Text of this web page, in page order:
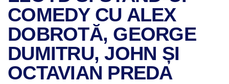
COMEDY CU ALEX
DOBROTĂ, GEORGE
DUMITRU, JOHN ȘI
OCTAVIAN PREDA